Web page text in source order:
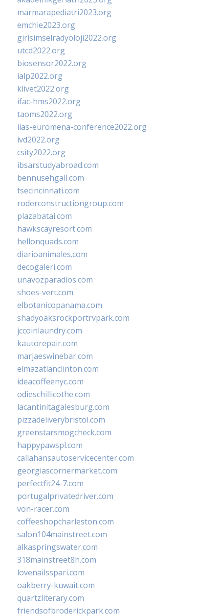
marmarapediatri2023.org
emchie2023.org
girisimselradyoloji2022.org
utcd2022.org
biosensor2022.org
ialp2022.org
klivet2022.org
ifac-hms2022.org
taoms2022.org
iias-euromena-conference2022.org
ivd2022.org
csity2022.org
ibsarstudyabroad.com
bennusehgall.com
tsecincinnati.com
roderconstructiongroup.com
plazabatai.com
hawkscayresort.com
hellonquads.com
diarioanimales.com
decogaleri.com
unavozparadios.com
shoes-vert.com
elbotanicopanama.com
shadyoaksrockportrvpark.com
jccoinlaundry.com
kautorepair.com
marjaeswinebar.com
elmazatlanclinton.com
ideacoffeenyc.com
odieschillicothe.com
lacantinitagalesburg.com
pizzadeliverybristol.com
greenstarsmogcheck.com
happypawspl.com
callahansautoservicecenter.com
georgiascornermarket.com
perfectfit24-7.com
portugalprivatedriver.com
von-racer.com
coffeeshopcharleston.com
salon104mainstreet.com
alkaspringswater.com
318mainstreet8h.com
lovenailsspari.com
oakberry-kuwait.com
quartzliterary.com
friendsofbroderickpark.com